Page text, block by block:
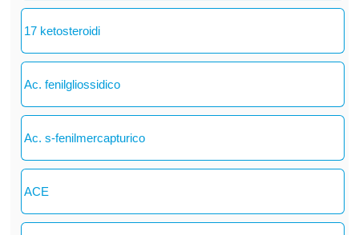
17 ketosteroidi
Ac. fenilgliossidico
Ac. s-fenilmercapturico
ACE